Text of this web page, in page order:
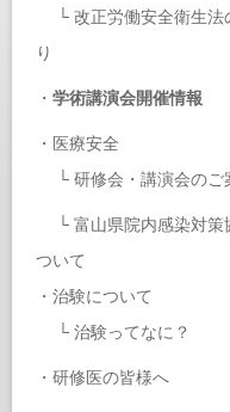
└ 改正労働安全衛生法
り
・ 学術講演会開催情報
・ 医療安全
└ 研修会・講演会のご
└ 富山県院内感染対策
ついて
・ 治験について
└ 治験ってなに？
・ 研修医の皆様へ